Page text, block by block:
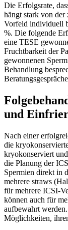
Die Erfolgsrate,
hängt stark von
Vorfeld individuell
%. Die folgende
eine TESE
Fruchtbarkeit der
gewonnenen
Behandlung
und
Nach einer
die
kryokonserviert
die Planung der
Spermien direkt in
mehrere straws
für mehrere ICSI-
können auch für
aufbewahrt
Möglichkeiten,